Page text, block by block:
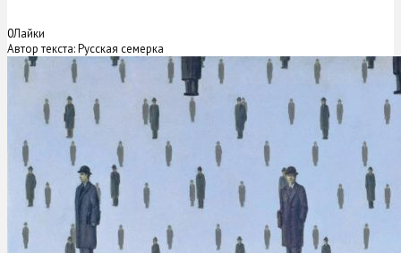
0Лайки
Автор текста: Русская семерка